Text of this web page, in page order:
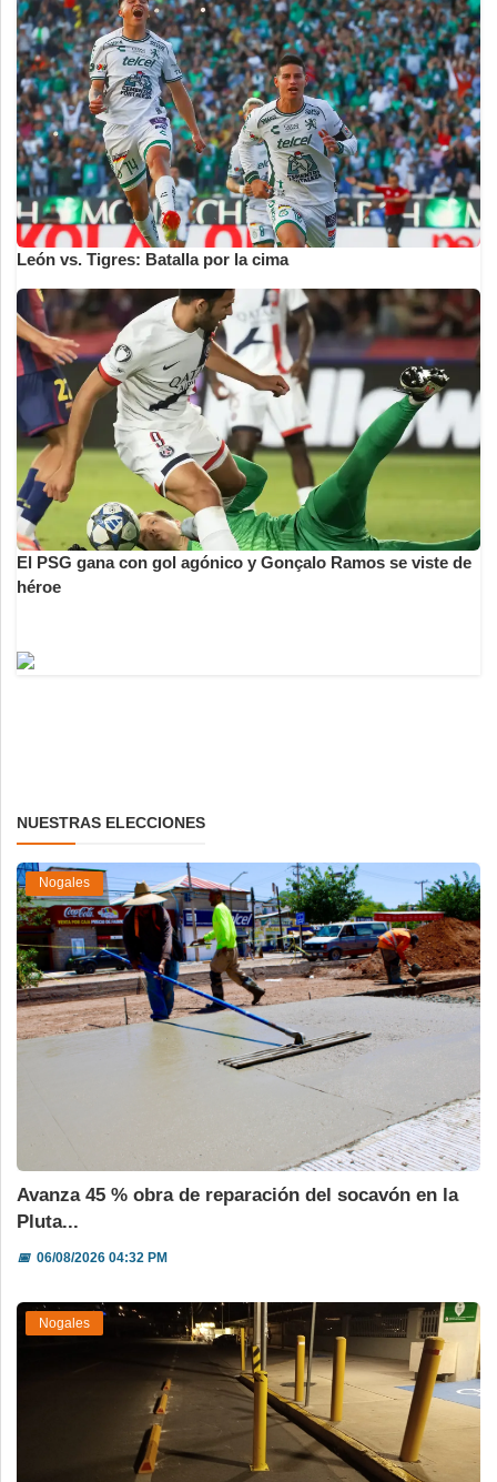
León vs. Tigres: Batalla por la cima
El PSG gana con gol agónico y Gonçalo Ramos se viste de
héroe
NUESTRAS ELECCIONES
Nogales
Avanza 45 % obra de reparación del socavón en la
Pluta...
📅06/08/2026 04:32 PM
Nogales